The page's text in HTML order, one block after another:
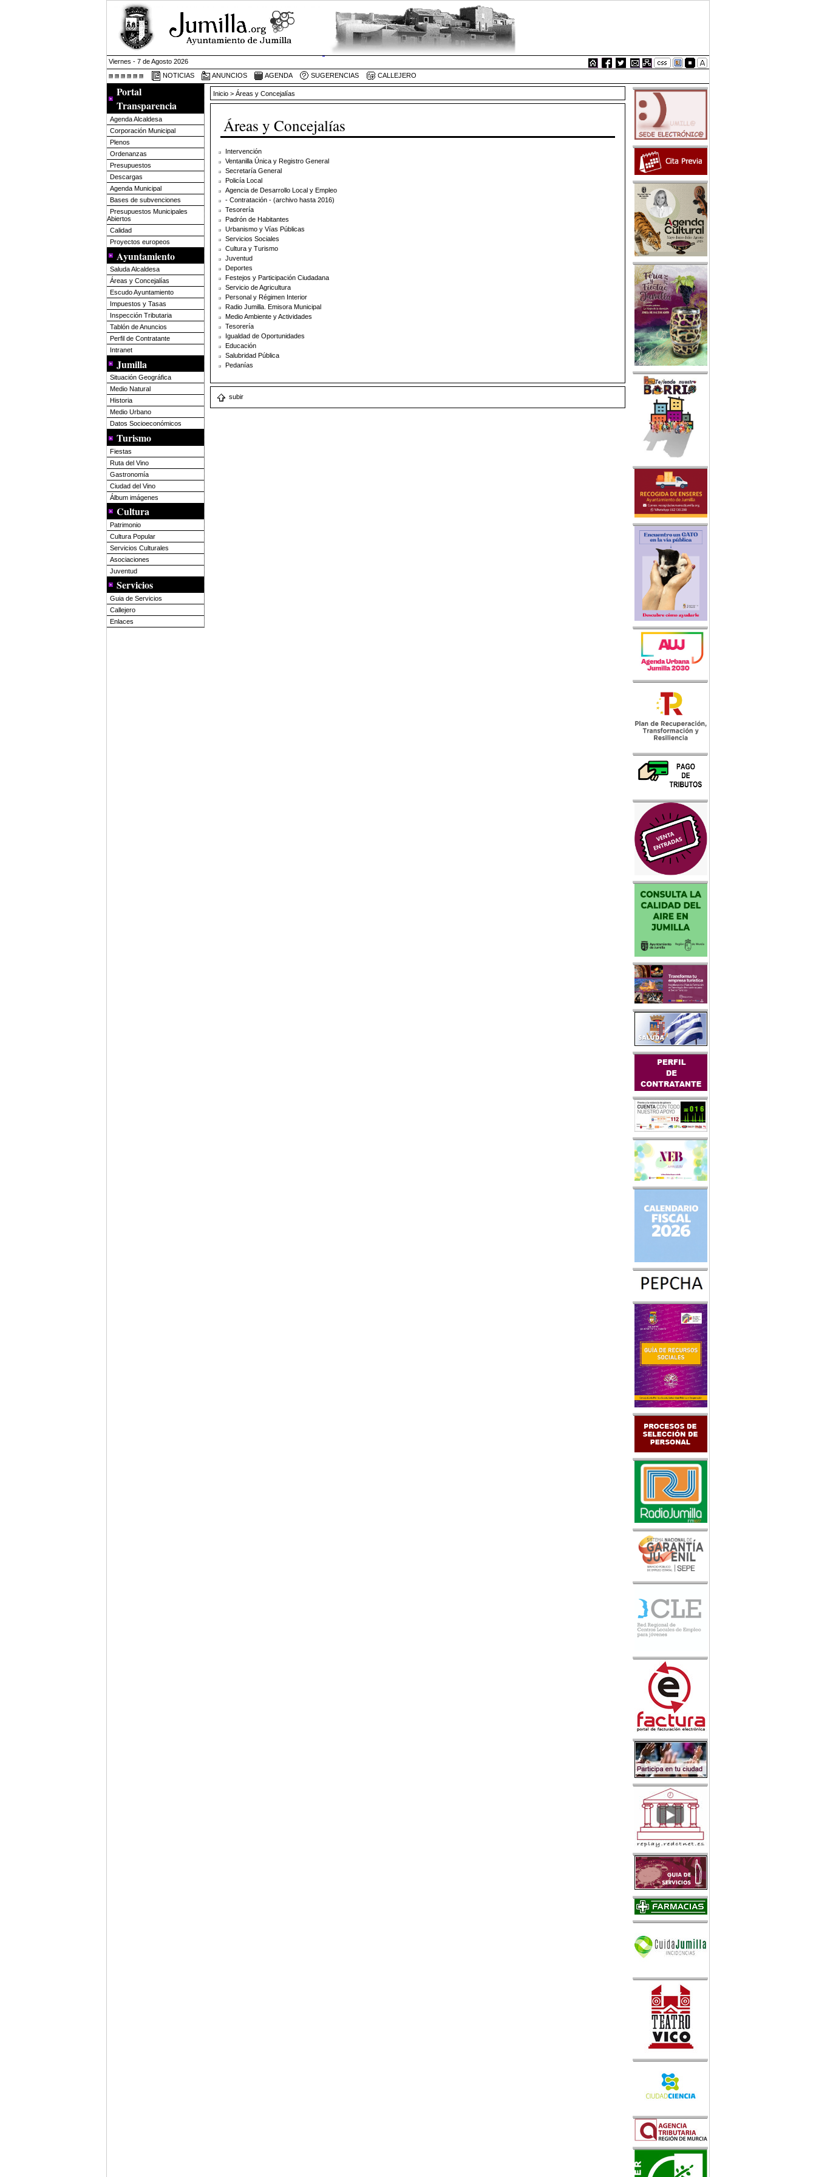
Viernes - 7 de Agosto 2026
NOTICIAS
ANUNCIOS AGENDA SUGERENCIAS CALLEJERO
Portal
Transparencia
Agenda Alcaldesa
Corporación Municipal
Plenos
Ordenanzas
Presupuestos
Descargas
Agenda Municipal
Bases de subvenciones
Presupuestos Municipales
Abiertos
Calidad
Proyectos europeos
Ayuntamiento
Saluda Alcaldesa
Áreas y Concejalías
Escudo Ayuntamiento
Impuestos y Tasas
Inspección Tributaria
Tablón de Anuncios
Perfil de Contratante
Intranet
Jumilla
Situación Geográfica
Medio Natural
Historia
Medio Urbano
Datos Socioeconómicos
Turismo
Fiestas
Ruta del Vino
Gastronomía
Ciudad del Vino
Álbum imágenes
Cultura
Patrimonio
Cultura Popular
Servicios Culturales
Asociaciones
Juventud
Servicios
Guia de Servicios
Callejero
Enlaces
Inicio> Áreas y Concejalías
Áreas y Concejalías
Intervención
Ventanilla Única y Registro General
Secretaría General
Policía Local
Agencia de Desarrollo Local y Empleo
- Contratación - (archivo hasta 2016)
Tesorería
Padrón de Habitantes
Urbanismo y Vías Públicas
Servicios Sociales
Cultura y Turismo
Juventud
Deportes
Festejos y Participación Ciudadana
Servicio de Agricultura
Personal y Régimen Interior
Radio Jumilla. Emisora Municipal
Medio Ambiente y Actividades
Tesorería
Igualdad de Oportunidades
Educación
Salubridad Pública
Pedanías
subir